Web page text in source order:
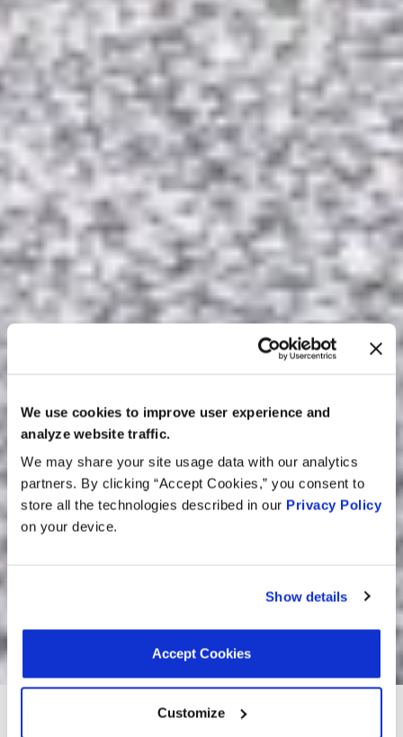
We use cookies to improve user experience and
analyze website traffic.
We may share your site usage data with our analytics
partners. By clicking “Accept Cookies,” you consent to
store all the technologies described in our Privacy Policy
on your device.
Show details
Accept Cookies
Customize
Localizar um produto por